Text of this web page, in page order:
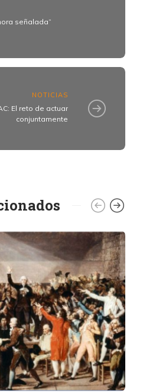
señalada”
NOTICIAS
El reto de actuar
conjuntamente